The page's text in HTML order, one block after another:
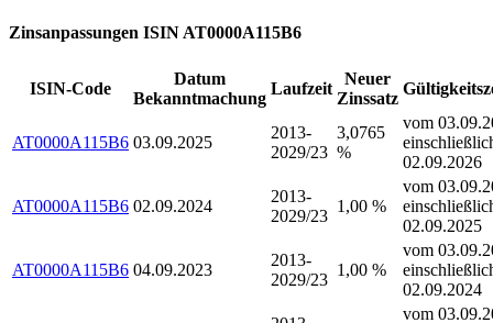
Zinsanpassungen ISIN AT0000A115B6
ISIN-Code
Datum
Bekanntmachung
Laufzeit
Neuer
Zinssatz
AT0000A115B6 03.09.2025
2013-
2029/23
3,0765
%
vom
02.09.2026
AT0000A115B6 02.09.2024
2013-
2029/23
1,00 %
vom
02.09.2025
AT0000A115B6 04.09.2023
2013-
2029/23
1,00 %
vom
02.09.2024
vom